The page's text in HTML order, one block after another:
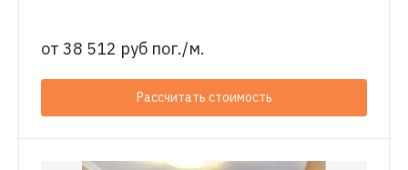
от 38 512 руб пог./м.
Рассчитать стоимость